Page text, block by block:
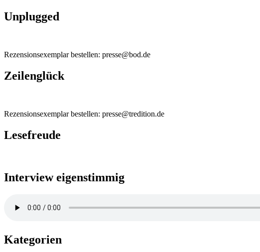
Unplugged
Rezensionsexemplar bestellen: presse@bod.de
Zeilenglück
Rezensionsexemplar bestellen: presse@tredition.de
Lesefreude
Interview eigenstimmig
Kategorien